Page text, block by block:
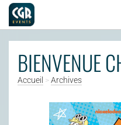
BIENVENUE
Accueil >Archives